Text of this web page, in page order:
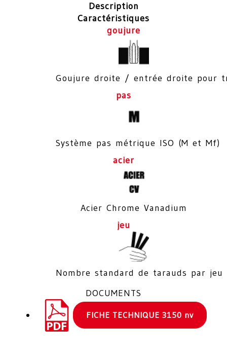
Description
Caractéristiques
goujure
Goujure droite / entrée droite pour
pas
Système pas métrique ISO (M et Mf)
acier
Acier Chrome Vanadium
jeu
Nombre standard de tarauds par jeu
DOCUMENTS
FICHE TECHNIQUE 3150 nv